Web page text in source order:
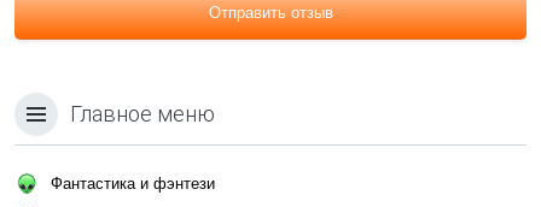
Отправить отзыв
Главное меню
Фантастика и фэнтези